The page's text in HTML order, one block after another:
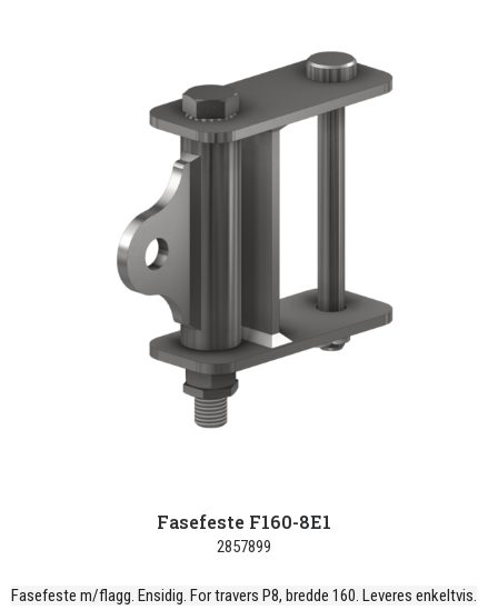
Fasefeste F160-8E1
2857899
Fasefeste m/flagg. Ensidig. For travers P8, bredde 160. Leveres enkeltvis.